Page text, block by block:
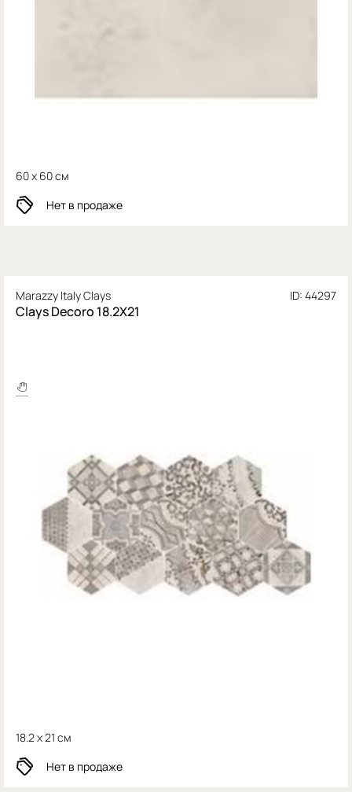
60 x 60 см
Нет в продаже
Marazzy Italy Clays ID: 44297
Clays Decoro 18.2X21
18.2 x 21 см
Нет в продаже